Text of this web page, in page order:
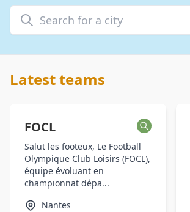
Search for a city
Latest teams
FOCL
Salut les footeux, Le Football
Olympique Club Loisirs (FOCL),
équipe évoluant en
championnat dépa...
Nantes